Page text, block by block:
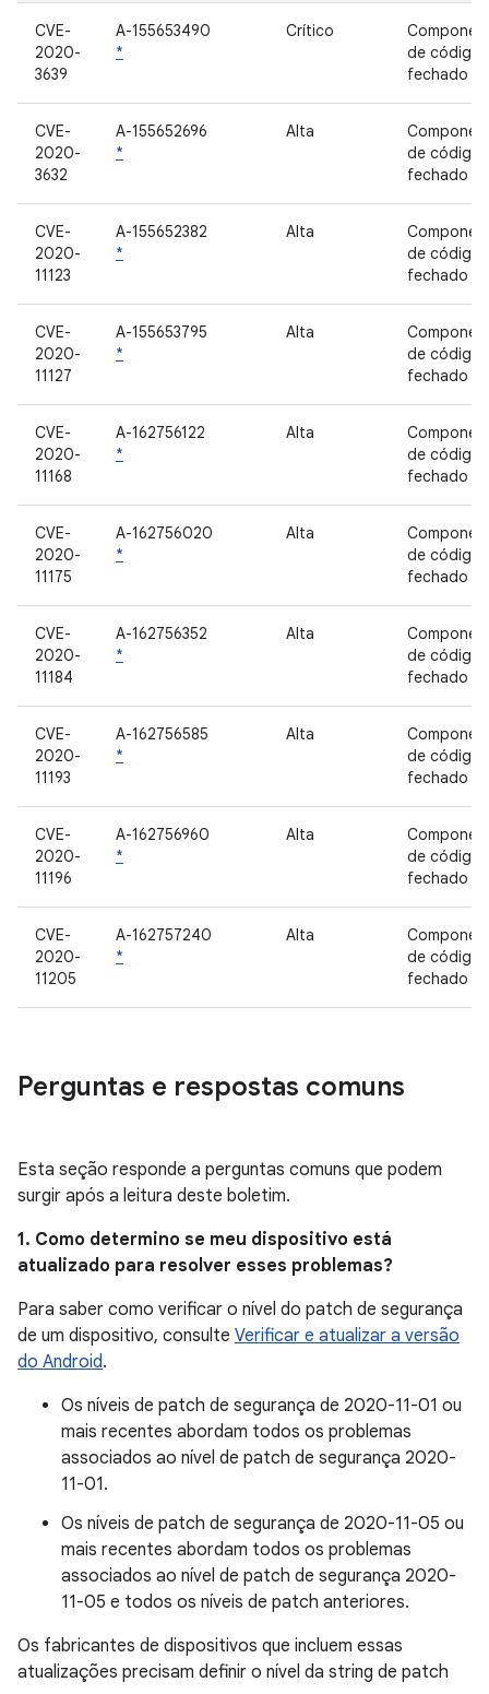
CVE-
2020-
3639
A-155653490
*
Crítico
de código
fechado
CVE-
2020-
3632
A-155652696
*
Alta
de código
fechado
CVE-
2020-
11123
A-155652382
*
Alta
de código
fechado
CVE-
2020-
11127
A-155653795
*
Alta
de código
fechado
CVE-
2020-
11168
A-162756122
*
Alta
de código
fechado
CVE-
2020-
11175
A-162756020
*
Alta
de código
fechado
CVE-
2020-
11184
A-162756352
*
Alta
de código
fechado
CVE-
2020-
11193
A-162756585
*
Alta
de código
fechado
CVE-
2020-
11196
A-162756960
*
Alta
de código
fechado
CVE-
2020-
11205
A-162757240
*
Alta
de código
fechado
Perguntas e respostas comuns
Esta seção responde a perguntas comuns que podem
surgir após a leitura deste boletim.
1. Como determino se meu dispositivo está
atualizado para resolver esses problemas?
Para saber como verificar o nível do patch de segurança
de um dispositivo, consulte Verificar e atualizar a versão
do Android.
Os níveis de patch de segurança de 2020-11-01 ou
mais recentes abordam todos os problemas
associados ao nível de patch de segurança 2020-
11-01.
Os níveis de patch de segurança de 2020-11-05 ou
mais recentes abordam todos os problemas
associados ao nível de patch de segurança 2020-
11-05 e todos os níveis de patch anteriores.
Os fabricantes de dispositivos que incluem essas
atualizações precisam definir o nível da string de patch